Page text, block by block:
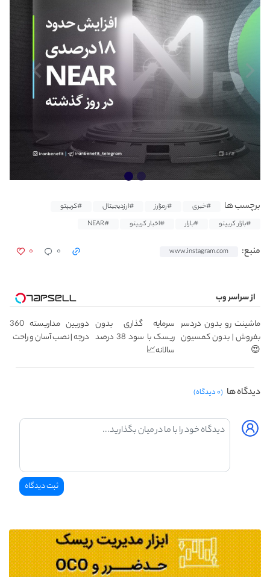
برچسب ها #خبری #رمزارز #ارزدیجیتال
#کریپتو
#بازار کریپتو
#بازار #اخبار کریپتو #NEAR
منبع: www.instagram.com ۰ ۰
از سراسر وب
ماشینت رو بدون دردسر
بفروش | بدون کمسیون
😍
سرمایه گذاری بدون
ریسک با سود 38 درصد
سالانه📈
دوربین مداربسته 360
درجه | نصب آسان و راحت
دیدگاه ها (۰ دیدگاه)